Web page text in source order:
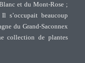
et du Mont-Rose ;
s’occupait beaucoup
du Grand-Saconnex
collection de plantes